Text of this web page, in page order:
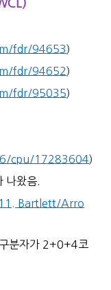
fdr/94653)
fdr/94652)
fdr/95035)
cpu/17283604)
나왔음.
Bartlett/Arro
분자가 2+0+4코